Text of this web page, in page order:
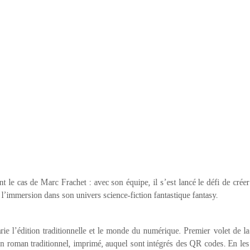
le cas de Marc Frachet : avec son équipe, il s’est lancé le défi de créer
dans son univers science-fiction fantastique fantasy.
l’édition traditionnelle et le monde du numérique. Premier volet de la
traditionnel, imprimé, auquel sont intégrés des QR codes. En les